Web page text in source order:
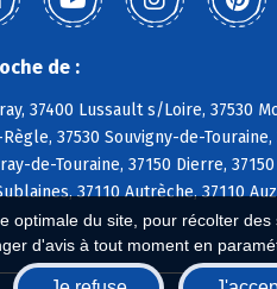
du site, pour récolter
d'avis à tout moment en
de :
37400 Lussault s/Loire,
37530 Souvigny-de-
de-Touraine, 37150 Dierre,
37110 Autrèche, 37110